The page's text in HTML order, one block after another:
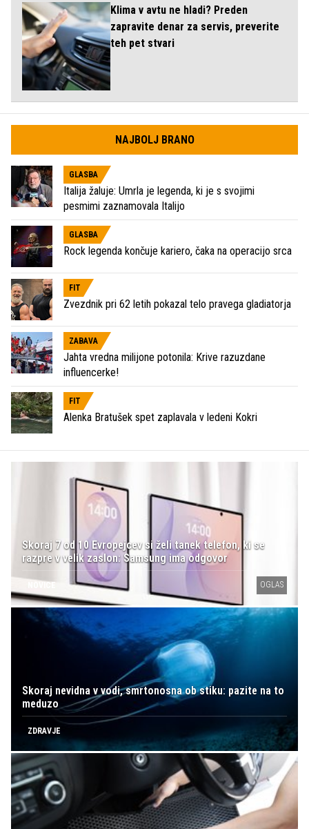
Klima v avtu ne hladi? Preden
zapravite denar za servis, preverite
teh pet stvari
NAJBOLJ BRANO
GLASBA
Italija žaluje: Umrla je legenda, ki je s svojimi
pesmimi zaznamovala Italijo
GLASBA
Rock legenda končuje kariero, čaka na operacijo srca
FIT
Zvezdnik pri 62 letih pokazal telo pravega gladiatorja
ZABAVA
Jahta vredna milijone potonila: Krive razuzdane
influencerke!
FIT
Alenka Bratušek spet zaplavala v ledeni Kokri
Skoraj 7 od 10 Evropejcev si želi tanek telefon, ki se
razpre v velik zaslon: Samsung ima odgovor
NOVICE OGLAS
Skoraj nevidna v vodi, smrtonosna ob stiku: pazite na to
meduzo
ZDRAVJE